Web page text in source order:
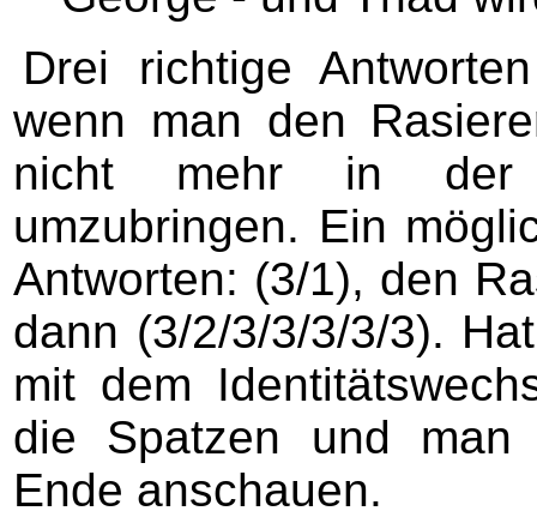
Drei richtige
wenn man den
nicht mehr in der
umzubringen. Ein
Antworten: (3/1), den
dann (3/2/3/3/3/3/3).
mit dem
die Spatzen und man
Ende anschauen.